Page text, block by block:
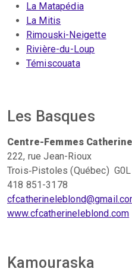
La Matapédia
La Mitis
Rimouski-Neigette
Rivière-du-Loup
Témiscouata
Les Basques
Centre-Femmes
222, rue Jean-Rioux
Trois‑Pistoles (Québec)
418 851-3178
www.cfcatherineleblond.com
Kamouraska